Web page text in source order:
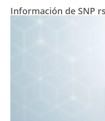
Información de SNP